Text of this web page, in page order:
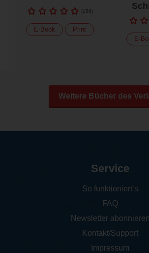
(156)
E-Book Print
E-
Weitere Bücher des
Service
So funktioniert‘s
FAQ
Newsletter abonnieren
Kontakt/Support
Impressum